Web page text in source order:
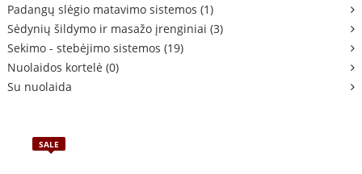
Padangų slėgio matavimo sistemos (1)
Sėdynių šildymo ir masažo įrenginiai (3)
Sekimo - stebėjimo sistemos (19)
Nuolaidos kortelė (0)
Su nuolaida
SALE